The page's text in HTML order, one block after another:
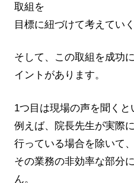
取組を
目標に紐づけて考えてい
そして、この取組を成功
イントがあります。
1つ目は現場の声を聞くと
例えば、院長先生が実際
行っている場合を除いて、
その業務の非効率な部分
ん。